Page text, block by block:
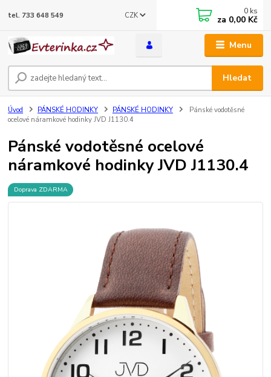
Menu
CZK
Hledat
tel. 733 648 549 0 ks
za 0,00 Kč
Úvod PÁNSKÉ HODINKY PÁNSKÉ HODINKY
Pánské vodotěsné
ocelové náramkové hodinky JVD J1130.4
Pánské vodotěsné ocelové
náramkové hodinky JVD J1130.4
Doprava ZDARMA